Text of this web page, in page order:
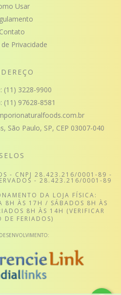
Usar
Contato
Privacidade
(11) 3228-9900
(11) 97628-8581
São Paulo, SP, CEP 03007-040
SELOS
- CNPJ 28.423.216/0001-89 -
- 28.423.216/0001-89
DA LOJA FÍSICA:
8H ÀS 17H / SÁBADOS 8H ÀS
8H ÀS 14H (VERIFICAR
DE FERIADOS)